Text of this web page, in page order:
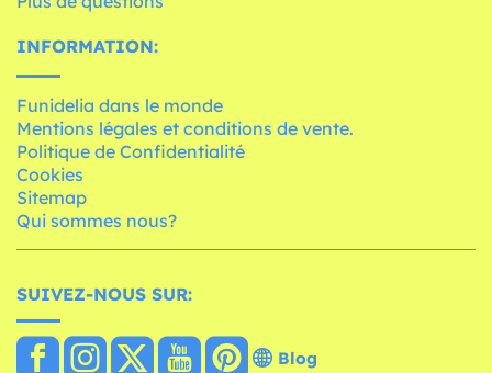
INFORMATION:
Funidelia dans le monde
Mentions légales et conditions de vente.
Politique de Confidentialité
Cookies
Sitemap
Qui sommes nous?
SUIVEZ-NOUS SUR:
Blog